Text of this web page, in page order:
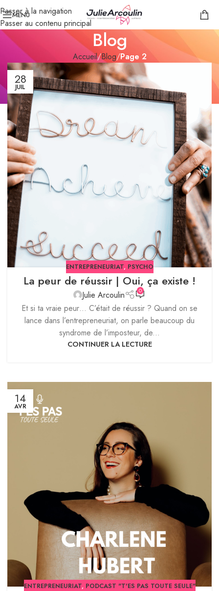
Passer à la navigation
Passer au contenu principal
MENU
Blog
Accueil/Blog/Page 2
28
JUIL
ENTREPRENEURIAT, PSYCHO
La peur de réussir | Oui, ça existe !
Julie Arcoulin 0
Et si ta vraie peur… C’était de réussir ? Quand on se
lance dans l’entrepreneuriat, on parle beaucoup du
syndrome de l’imposteur, de...
CONTINUER LA LECTURE
14
AVR
ENTREPRENEURIAT, PODCAST "T'ES PAS TOUTE SEULE"